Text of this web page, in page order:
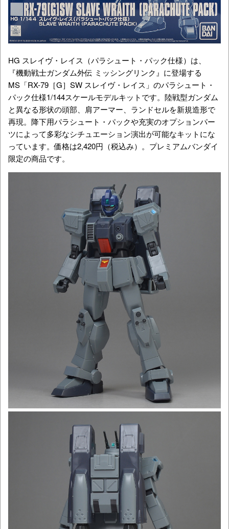
HG スレイヴ・レイス（パラシュート・パック仕様）は、
『機動戦士ガンダム外伝 ミッシングリンク』に登場する
MS「RX-79［G］SW スレイヴ・レイス」のパラシュート・
パック仕様1/144スケールモデルキットです。陸戦型ガンダム
と異なる形状の頭部、肩アーマー、ランドセルを新規造形で
再現。降下用パラシュート・パックや充実のオプションパー
ツによって多彩なシチュエーション演出が可能なキットにな
っています。価格は2,420円（税込み）。プレミアムバンダイ
限定の商品です。